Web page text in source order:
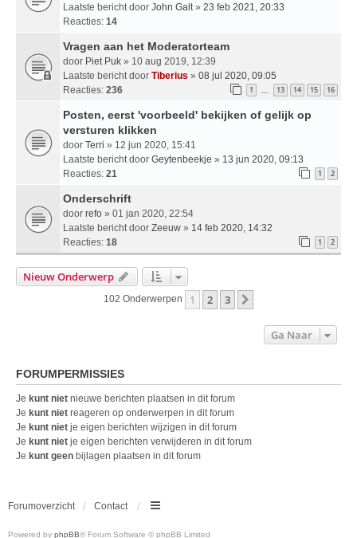
Laatste bericht door John Galt » 23 feb 2021, 20:33
Reacties: 14
Vragen aan het Moderatorteam
door Piet Puk » 10 aug 2019, 12:39
Laatste bericht door Tiberius » 08 jul 2020, 09:05
Reacties: 236 1 … 13 14 15 16
Posten, eerst 'voorbeeld' bekijken of gelijk op
versturen klikken
door Terri » 12 jun 2020, 15:41
Laatste bericht door Geytenbeekje » 13 jun 2020, 09:13
Reacties: 21 1 2
Onderschrift
door refo » 01 jan 2020, 22:54
Laatste bericht door Zeeuw » 14 feb 2020, 14:32
Reacties: 18 1 2
Nieuw Onderwerp
102 Onderwerpen 1 2 3
Ga Naar
FORUMPERMISSIES
Je kunt niet nieuwe berichten plaatsen in dit forum
Je kunt niet reageren op onderwerpen in dit forum
Je kunt niet je eigen berichten wijzigen in dit forum
Je kunt niet je eigen berichten verwijderen in dit forum
Je kunt geen bijlagen plaatsen in dit forum
Forumoverzicht Contact
Powered by phpBB® Forum Software © phpBB Limited